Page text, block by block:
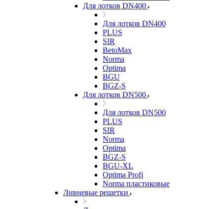
Для лотков DN400
Для лотков DN400
PLUS
SIR
BetoMax
Norma
Optima
BGU
BGZ-S
Для лотков DN500
Для лотков DN500
PLUS
SIR
Norma
Optima
BGZ-S
BGU-XL
Optima Profi
Norma пластиковые
Ливневые решетки